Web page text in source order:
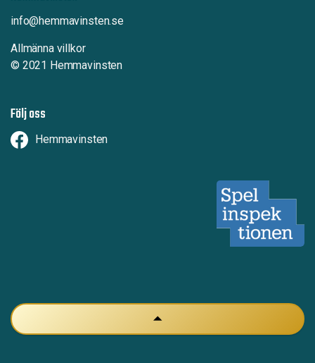
info@hemmavinsten.se
Allmänna villkor
© 2021 Hemmavinsten
Följ oss
Hemmavinsten